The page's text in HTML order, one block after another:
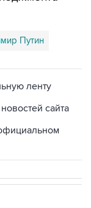
Путин
ленту
сайта